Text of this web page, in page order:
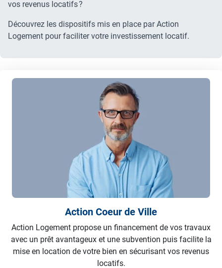
vos revenus locatifs ?
Découvrez les dispositifs mis en place par Action
Logement pour faciliter votre investissement locatif.
Action Coeur de Ville
Action Logement propose un financement de vos travaux
avec un prêt avantageux et une subvention puis facilite la
mise en location de votre bien en sécurisant vos revenus
locatifs.